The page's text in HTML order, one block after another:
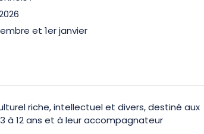
et 1er janvier
riche, intellectuel et divers, destiné aux
à 12 ans et à leur accompagnateur